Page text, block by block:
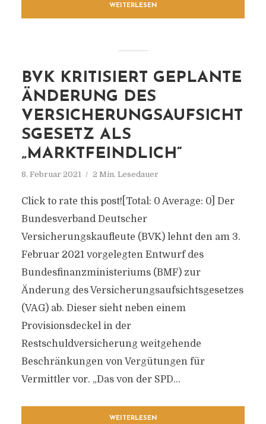
WEITERLESEN
BVK KRITISIERT GEPLANTE
ÄNDERUNG DES
VERSICHERUNGSAUFSICHT
SGESETZ ALS
„MARKTFEINDLICH“
8. Februar 2021 2 Min. Lesedauer
Click to rate this post![Total: 0 Average: 0] Der
Bundesverband Deutscher
Versicherungskaufleute (BVK) lehnt den am 3.
Februar 2021 vorgelegten Entwurf des
Bundesfinanzministeriums (BMF) zur
Änderung des Versicherungsaufsichtsgesetzes
(VAG) ab. Dieser sieht neben einem
Provisionsdeckel in der
Restschuldversicherung weitgehende
Beschränkungen von Vergütungen für
Vermittler vor. „Das von der SPD...
WEITERLESEN